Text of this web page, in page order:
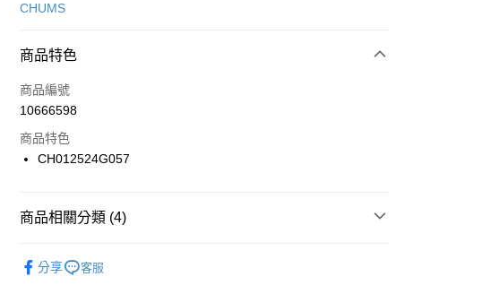
信用卡一次付款
合作金庫商業銀行
華南商業銀行
上海商業儲蓄銀行
國泰世華商業銀行
聯邦商業銀行
台新國際商業銀行
LINE Pay
Apple Pay
【關於「AFTEE先享後付」】
CHUMS
商品特色
商品編號
10666598
商品特色
CH012524G057
商品相關分類 (4)
分享 客服